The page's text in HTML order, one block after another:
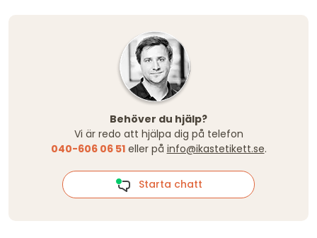
Behöver du hjälp?
Vi är redo att hjälpa dig på telefon
040-606 06 51eller på info@ikastetikett.se.
Starta chatt